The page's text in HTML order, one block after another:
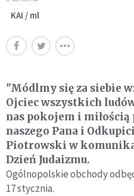
KAI / ml
"Módlmy się za siebie
Ojciec wszystkich
nas pokojem i miłością
naszego Pana i
Piotrowski w
Dzień Judaizmu.
Ogólnopolskie obchody
17 stycznia.